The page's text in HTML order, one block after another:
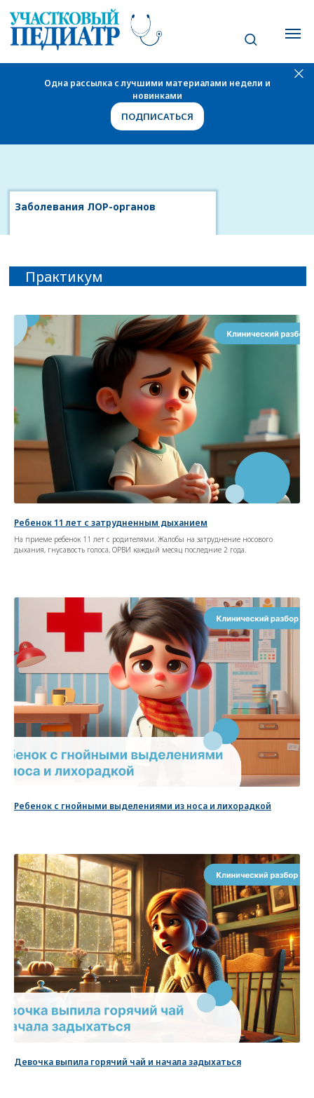
Одна рассылка с лучшими материалами недели и
новинками
ПОДПИСАТЬСЯ
Заболевания ЛОР-органов
Ребенок 11 лет с затрудненным дыханием
На приеме ребенок 11 лет с родителями. Жалобы на затруднение носового
дыхания, гнусавость голоса, ОРВИ каждый месяц последние 2 года.
Ребенок с гнойными выделениями из носа и лихорадкой
Девочка выпила горячий чай и начала задыхаться
Документы